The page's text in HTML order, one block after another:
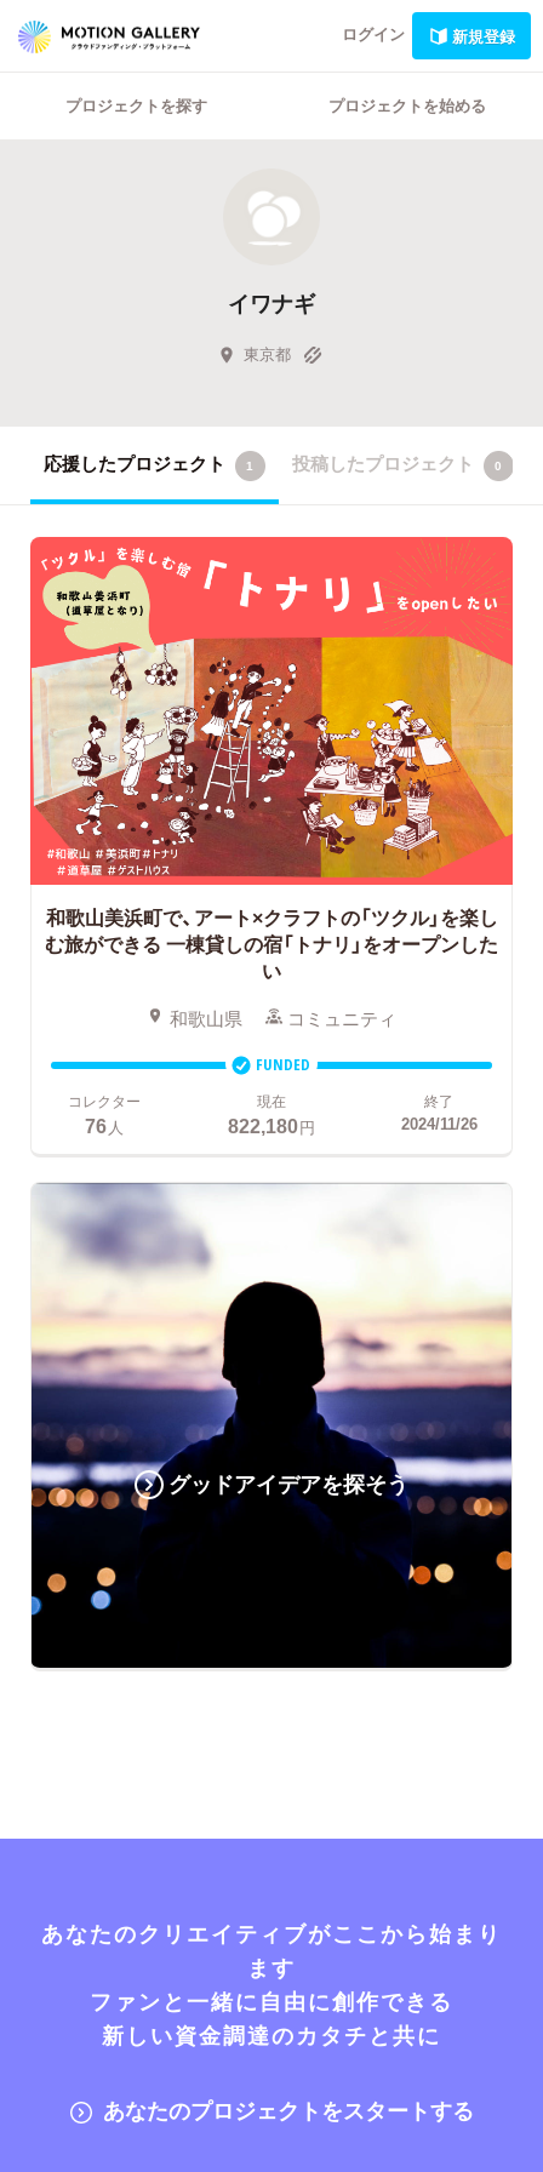
ログイン 新規登録
プロジェクトを探す プロジェクトを始める
イワナギ
東京都
応援したプロジェクト 1 投稿したプロジェクト 0
和歌山美浜町で、アート×クラフトの「ツクル」を楽し
む旅ができる 一棟貸しの宿「トナリ」をオープンした
い
和歌山県 コミュニティ
FUNDED
コレクター
76 人
現在
822,180円
終了
2024/11/26
グッドアイデアを探そう
あなたのクリエイティブがここから始まり
ます
ファンと一緒に自由に創作できる
新しい資金調達のカタチと共に
あなたのプロジェクトをスタートする